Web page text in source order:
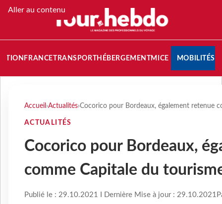
Aller au contenu
FRANCETRANSPORT HÉBERGEMENTMICE MOBILITÉS
Accueil ›Actualités›Cocorico pour Bordeaux, également retenue
ACTUALITÉS
Cocorico pour Bordeaux,
comme Capitale du
Publié le : 29.10.2021 I Dernière Mise à jour : 29.10.2021